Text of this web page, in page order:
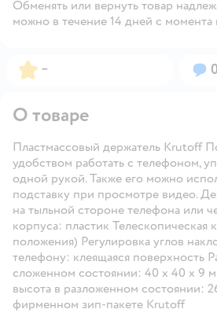
Обменять или вернуть товар
можно в течение 14 дней с момента
Рейтинг:
– 0
О товаре
Пластмассовый держатель Krutoff
удобством работать с телефоном,
одной рукой. Также его можно
подставку при просмотре видео.
на тыльной стороне телефона или
корпуса: пластик Телескопическая
положения) Регулировка углов
телефону: клеящаяся поверхность
сложенном состоянии: 40 x 40 x 9
высота в разложенном состоянии:
фирменном зип-пакете Krutoff